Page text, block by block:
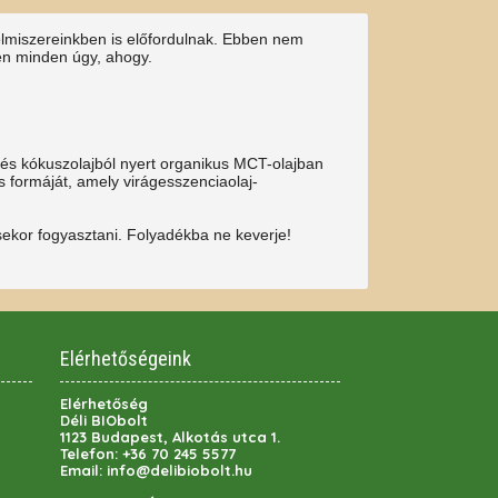
is előfordulnak. Ebben nem
minden úgy, ahogy.
kókuszolajból nyert organikus MCT-olajban
formáját, amely virágesszenciaolaj-
fogyasztani. Folyadékba ne keverje!
Elérhetőségeink
Elérhetőség
Déli BIObolt
1123 Budapest, Alkotás utca 1.
Telefon: +36 70 245 5577
Email: info@delibiobolt.hu